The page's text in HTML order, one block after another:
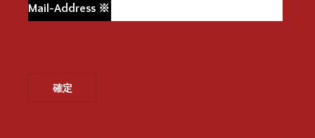
Mail-Address ※